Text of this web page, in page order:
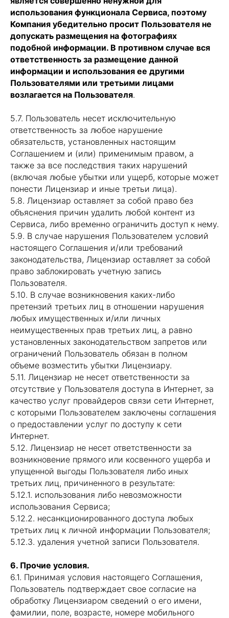
использования функционала Сервиса, поэтому
Компания убедительно просит Пользователя не
допускать размещения на фотографиях
подобной информации. В противном случае вся
ответственность за размещение данной
информации и использования ее другими
Пользователями или третьими лицами
возлагается на Пользователя.
5.7. Пользователь несет исключительную
ответственность за любое нарушение
обязательств, установленных настоящим
Соглашением и (или) применимым правом, а
также за все последствия таких нарушений
(включая любые убытки или ущерб, которые может
понести Лицензиар и иные третьи лица).
5.8. Лицензиар оставляет за собой право без
объяснения причин удалить любой контент из
Сервиса, либо временно ограничить доступ к нему.
5.9. В случае нарушения Пользователем условий
настоящего Соглашения и/или требований
законодательства, Лицензиар оставляет за собой
право заблокировать учетную запись
Пользователя.
5.10. В случае возникновения каких-либо
претензий третьих лиц в отношении нарушения
любых имущественных и/или личных
неимущественных прав третьих лиц, а равно
установленных законодательством запретов или
ограничений Пользователь обязан в полном
объеме возместить убытки Лицензиару.
5.11. Лицензиар не несет ответственности за
отсутствие у Пользователя доступа в Интернет, за
качество услуг провайдеров связи сети Интернет,
с которыми Пользователем заключены соглашения
о предоставлении услуг по доступу к сети
Интернет.
5.12. Лицензиар не несет ответственности за
возникновение прямого или косвенного ущерба и
упущенной выгоды Пользователя либо иных
третьих лиц, причиненного в результате:
5.12.1. использования либо невозможности
использования Сервиса;
5.12.2. несанкционированного доступа любых
третьих лиц к личной информации Пользователя;
5.12.3. удаления учетной записи Пользователя.
6. Прочие условия.
6.1. Принимая условия настоящего Соглашения,
Пользователь подтверждает свое согласие на
обработку Лицензиаром сведений о его имени,
фамилии, поле, возрасте, номере мобильного